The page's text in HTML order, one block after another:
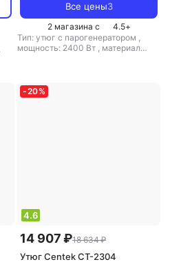
Все цены3
2 магазина с 4.5+
Тип: утюг с парогенератором ,
мощность: 2400 Вт , материал
-20%
4.6
14 907 ₽18 634 ₽
Утюг Centek CT-2304